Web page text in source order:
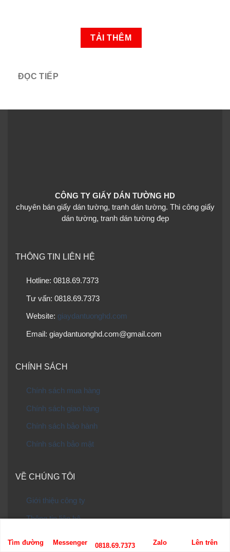
TẢI THÊM
ĐỌC TIẾP
CÔNG TY GIẤY DÁN TƯỜNG HD
chuyên bán giấy dán tường, tranh dán tường. Thi công giấy
dán tường, tranh dán tường đẹp
THÔNG TIN LIÊN HỆ
Hotline: 0818.69.7373
Tư vấn: 0818.69.7373
Website: giaydantuonghd.com
Email: giaydantuonghd.com@gmail.com
CHÍNH SÁCH
Chính sách mua hàng
Chính sách giao hàng
Chính sách bảo hành
Chính sách bảo mật
VỀ CHÚNG TÔI
Giới thiệu công ty
Thông tin liên hệ
Tìm đường Messenger 0818.69.7373 Zalo Lên trên